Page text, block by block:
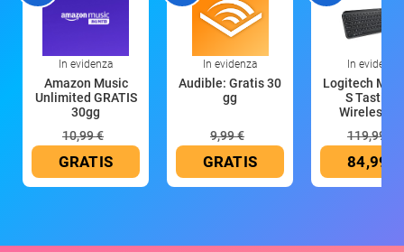
In evidenza
Amazon Music
Unlimited GRATIS
30gg
10,99 €
GRATIS
In evidenza
Audible: Gratis 30
gg
9,99 €
GRATIS
In evidenza
Logitech MX
S Tastiera
Wireless
119,99 €
84,99 €